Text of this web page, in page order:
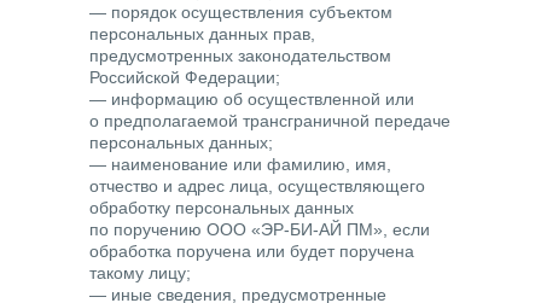
— порядок осуществления субъектом
персональных данных прав,
предусмотренных законодательством
Российской Федерации;
— информацию об осуществленной или
о предполагаемой трансграничной передаче
персональных данных;
— наименование или фамилию, имя,
отчество и адрес лица, осуществляющего
обработку персональных данных
по поручению ООО «ЭР-БИ-АЙ ПМ», если
обработка поручена или будет поручена
такому лицу;
— иные сведения, предусмотренные